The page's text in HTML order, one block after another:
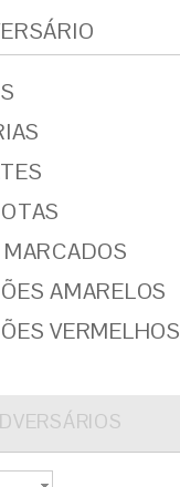
AMARELOS
VERMELHOS